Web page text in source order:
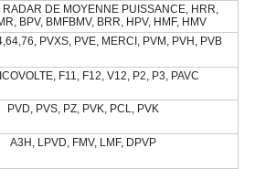
RADAR DE MOYENNE PUISSANCE, HRR,
BPV, BMFBMV, BRR, HPV, HMF, HMV
PVXS, PVE, MERCI, PVM, PVH, PVB
F11, F12, V12, P2, P3, PAVC
PVD, PVS, PZ, PVK, PCL, PVK
A3H, LPVD, FMV, LMF, DPVP